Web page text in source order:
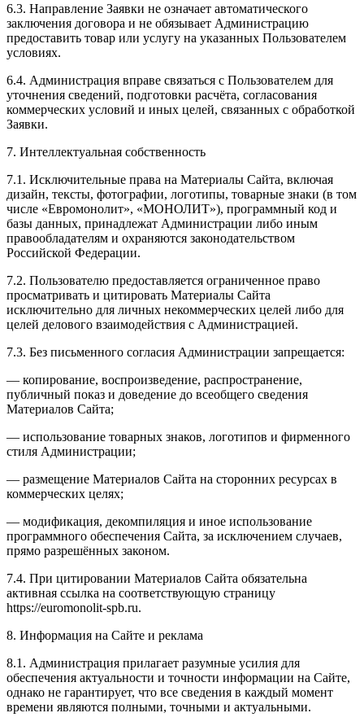
6.3. Направление Заявки не означает автоматического
заключения договора и не обязывает Администрацию
предоставить товар или услугу на указанных Пользователем
условиях.
6.4. Администрация вправе связаться с Пользователем для
уточнения сведений, подготовки расчёта, согласования
коммерческих условий и иных целей, связанных с обработкой
Заявки.
7. Интеллектуальная собственность
7.1. Исключительные права на Материалы Сайта, включая
дизайн, тексты, фотографии, логотипы, товарные знаки (в том
числе «Евромонолит», «МОНОЛИТ»), программный код и
базы данных, принадлежат Администрации либо иным
правообладателям и охраняются законодательством
Российской Федерации.
7.2. Пользователю предоставляется ограниченное право
просматривать и цитировать Материалы Сайта
исключительно для личных некоммерческих целей либо для
целей делового взаимодействия с Администрацией.
7.3. Без письменного согласия Администрации запрещается:
— копирование, воспроизведение, распространение,
публичный показ и доведение до всеобщего сведения
Материалов Сайта;
— использование товарных знаков, логотипов и фирменного
стиля Администрации;
— размещение Материалов Сайта на сторонних ресурсах в
коммерческих целях;
— модификация, декомпиляция и иное использование
программного обеспечения Сайта, за исключением случаев,
прямо разрешённых законом.
7.4. При цитировании Материалов Сайта обязательна
активная ссылка на соответствующую страницу
https://euromonolit-spb.ru.
8. Информация на Сайте и реклама
8.1. Администрация прилагает разумные усилия для
обеспечения актуальности и точности информации на Сайте,
однако не гарантирует, что все сведения в каждый момент
времени являются полными, точными и актуальными.